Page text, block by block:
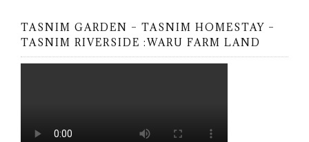
TASNIM GARDEN – TASNIM HOMESTAY –
TASNIM RIVERSIDE :WARU FARM LAND